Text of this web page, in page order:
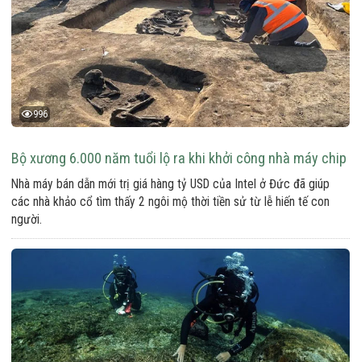
996
Bộ xương 6.000 năm tuổi lộ ra khi khởi công nhà máy chip
Nhà máy bán dẫn mới trị giá hàng tỷ USD của Intel ở Đức đã giúp
các nhà khảo cổ tìm thấy 2 ngôi mộ thời tiền sử từ lễ hiến tế con
người.